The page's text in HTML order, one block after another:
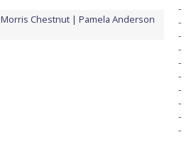
Morris Chestnut
Pamela Anderson